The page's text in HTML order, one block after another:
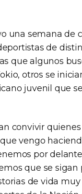
una semana de
de
que algunos
otros se
juvenil que
convivir
vengo
por
que se sigan
de vida